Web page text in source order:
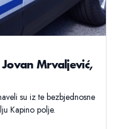
Jovan Mrvaljević,
su iz te bezbjednosne
Kapino polje.